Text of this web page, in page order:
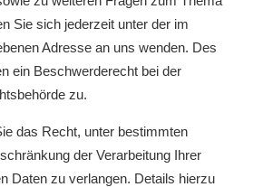
Sie sich jederzeit unter der im
Adresse an uns wenden. Des
ein Beschwerderecht bei der
zu.
das Recht, unter bestimmten
der Verarbeitung Ihrer
Daten zu verlangen. Details hierzu